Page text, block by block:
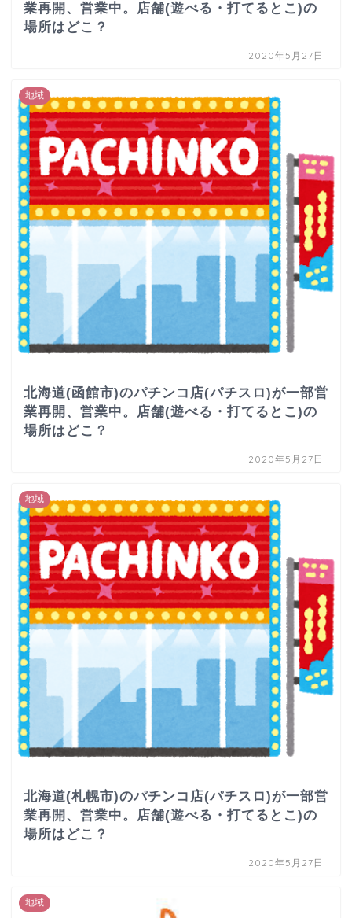
業再開、営業中。店舗(遊べる・打てるとこ)の
場所はどこ？
2020年5月27日
地域
北海道(函館市)のパチンコ店(パチスロ)が一部営
業再開、営業中。店舗(遊べる・打てるとこ)の
場所はどこ？
2020年5月27日
地域
北海道(札幌市)のパチンコ店(パチスロ)が一部営
業再開、営業中。店舗(遊べる・打てるとこ)の
場所はどこ？
2020年5月27日
地域